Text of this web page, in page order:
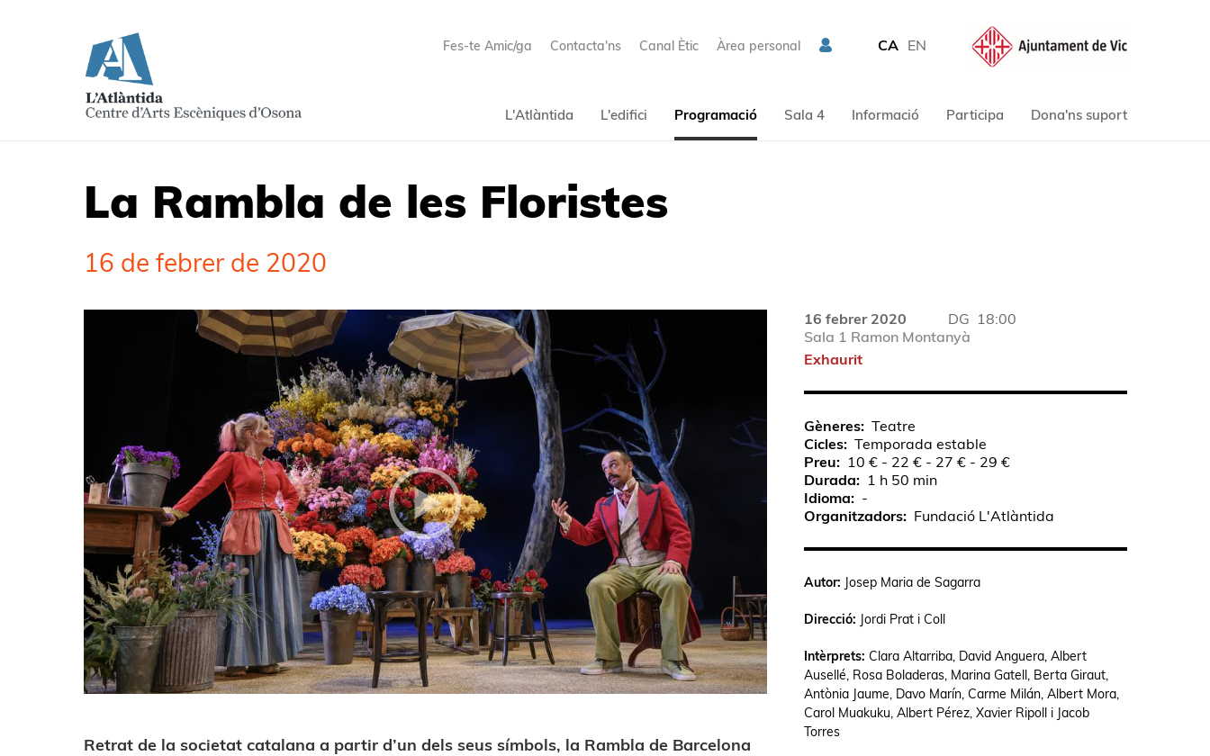
Fes-te Amic/ga Contacta'ns Canal Ètic Àrea personal CA EN
L'Atlàntida L'edifici Programació Sala 4 Informació Participa Dona'ns suport
La Rambla de les Floristes
16 de febrer de 2020
Retrat de la societat catalana a partir d’un dels seus símbols, la Rambla de Barcelona
16 febrer 2020 DG 18:00
Sala 1 Ramon Montanyà
Exhaurit
Gèneres
Teatre
Cicles
Temporada estable
Preu
10 € - 22 € - 27 € - 29 €
Durada
1 h 50 min
Idioma
-
Organitzadors
Fundació L'Atlàntida
Autor: Josep Maria de Sagarra
Direcció: Jordi Prat i Coll
Intèrprets: Clara Altarriba, David Anguera, Albert
Ausellé, Rosa Boladeras, Marina Gatell, Berta Giraut,
Antònia Jaume, Davo Marín, Carme Milán, Albert Mora,
Carol Muakuku, Albert Pérez, Xavier Ripoll i Jacob
Torres